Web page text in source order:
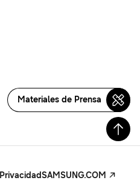
Materiales de Prensa
PrivacidadSAMSUNG.COM